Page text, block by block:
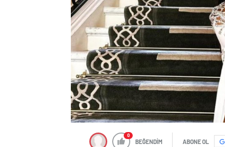
0
BEĞENDİM ABONE OL